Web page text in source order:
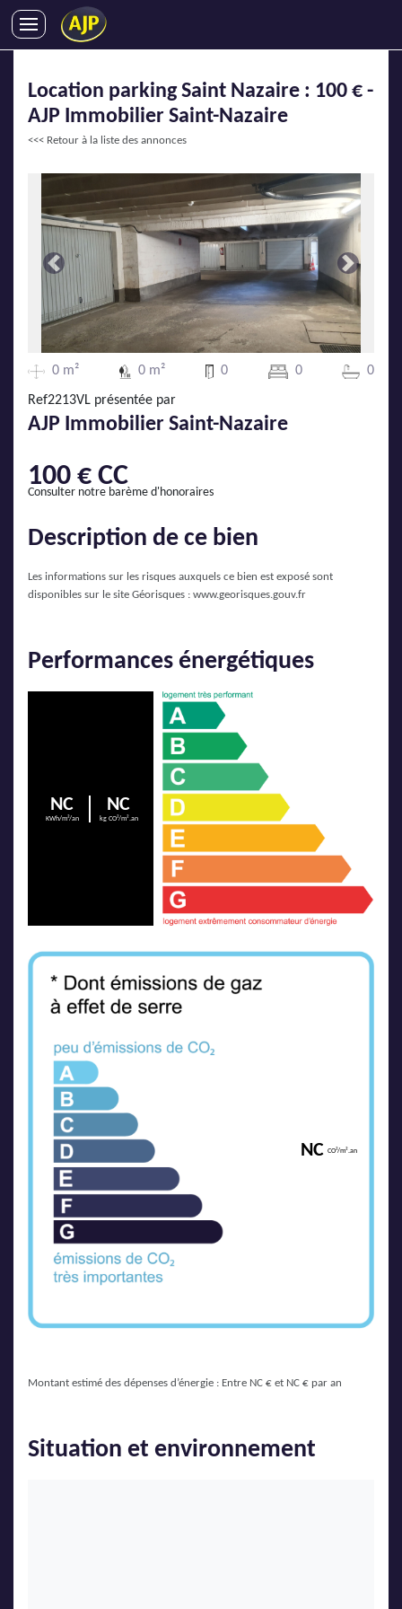
VENTES
LOCATIONS
GESTION LOCATIVE
SYNDIC
IMMOBILIER NEUF
LOCATIONS DE VACANCES
ENTREPRISES
DEVENIR FRANCHISÉ
AJP Recrute
AJP Actualités
Service Qualité Clients
Location parking Saint Nazaire : 100 € -
AJP Immobilier Saint-Nazaire
<<< Retour à la liste des annonces
Précédente Suivante
0 m² 0 m² 0 0 0
Ref2213VL présentée par
AJP Immobilier Saint-Nazaire
100 € CC
Consulter notre barème d'honoraires
Description de ce bien
Les informations sur les risques auxquels ce bien est exposé sont
disponibles sur le site Géorisques : www.georisques.gouv.fr
Performances énergétiques
NC
KWh/m²/an
NC
kg CO²/m².an
NC CO²/m².an
Montant estimé des dépenses d’énergie : Entre NC € et NC € par an
Situation et environnement